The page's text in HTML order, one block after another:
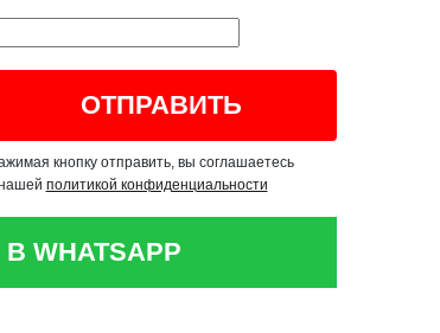
кнопку отправить, вы соглашаетесь
политикой конфиденциальности
WHATSAPP